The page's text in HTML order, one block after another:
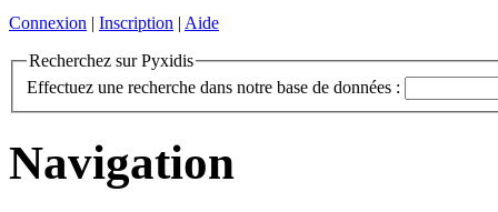
Connexion | Inscription | Aide
Recherchez sur Pyxidis
Effectuez une recherche dans notre base de données :
Navigation